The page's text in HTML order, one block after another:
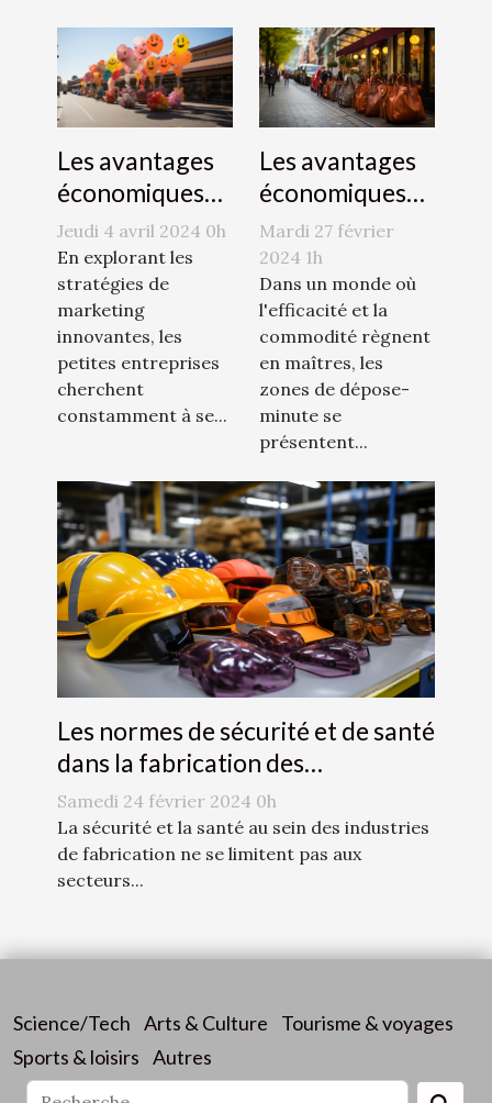
Les avantages
économiques
de la publicité
par
montgolfière
pour les petites
entreprises
Jeudi 4 avril 2024 0h
En explorant les
stratégies de
marketing
innovantes, les
petites entreprises
cherchent
constamment à se...
Les avantages
économiques
des zones de
dépose-minute
pour les
commerces
locaux
Mardi 27 février
2024 1h
Dans un monde où
l'efficacité et la
commodité règnent
en maîtres, les
zones de dépose-
minute se
présentent...
Les normes de sécurité et de santé
dans la fabrication des
accessoires de mode
Samedi 24 février 2024 0h
La sécurité et la santé au sein des industries
de fabrication ne se limitent pas aux
secteurs...
Science/Tech Arts & Culture
Tourisme & voyages
Sports & loisirs Autres